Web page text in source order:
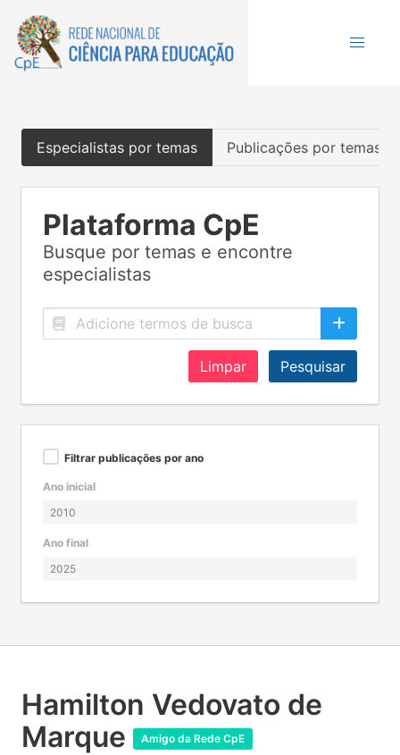
Especialistas por temas Publicações por temas
Plataforma CpE
Busque por temas e encontre
especialistas
Limpar Pesquisar
Filtrar publicações por ano
Ano inicial
Ano final
Hamilton Vedovato de
Marque
Amigo da Rede CpE